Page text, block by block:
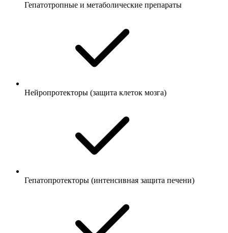
Гепатотропные и метаболические препараты
Нейропротекторы (защита клеток мозга)
Гепатопротекторы (интенсивная защита печени)